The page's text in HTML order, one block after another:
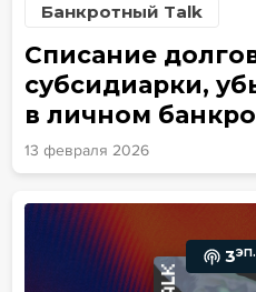
Банкротный Talk
Списание
субсидиарки,
в личном
13 февраля 2026
3эп.